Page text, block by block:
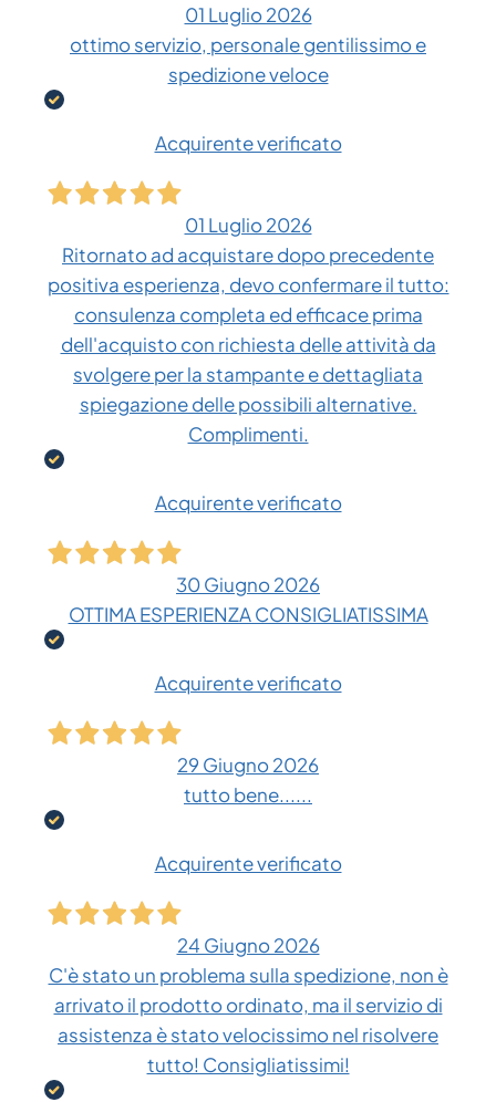
01 Luglio 2026
ottimo servizio, personale gentilissimo e
spedizione veloce
Acquirente verificato
01 Luglio 2026
Ritornato ad acquistare dopo precedente
positiva esperienza, devo confermare il tutto:
consulenza completa ed efficace prima
dell'acquisto con richiesta delle attività da
svolgere per la stampante e dettagliata
spiegazione delle possibili alternative.
Complimenti.
Acquirente verificato
30 Giugno 2026
OTTIMA ESPERIENZA CONSIGLIATISSIMA
Acquirente verificato
29 Giugno 2026
tutto bene......
Acquirente verificato
24 Giugno 2026
C'è stato un problema sulla spedizione, non è
arrivato il prodotto ordinato, ma il servizio di
assistenza è stato velocissimo nel risolvere
tutto! Consigliatissimi!